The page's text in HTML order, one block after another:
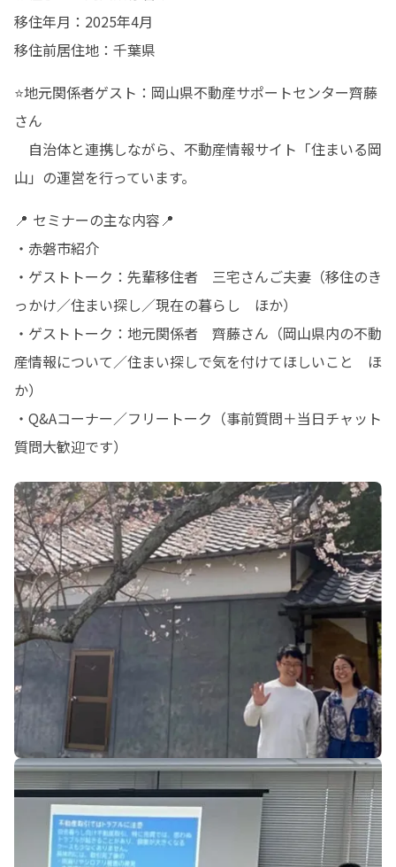
移住年月：2025年4月
移住前居住地：千葉県
⭐地元関係者ゲスト：岡山県不動産サポートセンター齊藤
さん
自治体と連携しながら、不動産情報サイト「住まいる岡
山」の運営を行っています。
📍 セミナーの主な内容📍
・赤磐市紹介
・ゲストトーク：先輩移住者　三宅さんご夫妻（移住のき
っかけ／住まい探し／現在の暮らし　ほか）
・ゲストトーク：地元関係者　齊藤さん（岡山県内の不動
産情報について／住まい探しで気を付けてほしいこと　ほ
か）
・Q&Aコーナー／フリートーク（事前質問＋当日チャット
質問大歓迎です）